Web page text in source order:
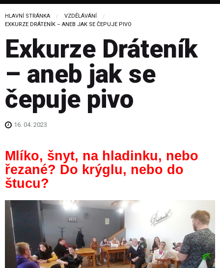
HLAVNÍ STRÁNKA
VZDĚLÁVÁNÍ
CURRENT:
EXKURZE DRÁTENÍK – ANEB JAK SE ČEPUJE PIVO
Exkurze Dráteník
– aneb jak se
čepuje pivo
16. 04. 2023
Mlíko, šnyt, na hladinku, nebo
řezané? Do krýglu, nebo do
štucu?